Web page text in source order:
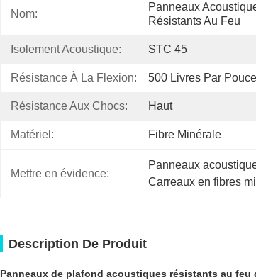
Nom:
Panneaux
Résistants Au Feu
Isolement Acoustique: STC 45
Résistance À La Flexion: 500 Livres Par
Résistance Aux Chocs: Haut
Matériel: Fibre Minérale
Mettre en évidence:
Panneaux
Carreaux en fibres
Description De Produit
Panneaux de plafond acoustiques résistants au feu